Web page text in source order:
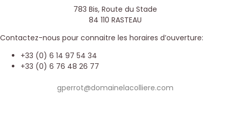
783 Bis, Route du Stade
84 110 RASTEAU
Contactez-nous pour connaitre les horaires d’ouverture:
+33 (0) 6 14 97 54 34
+33 (0) 6 76 48 26 77
gperrot@domainelacolliere.com